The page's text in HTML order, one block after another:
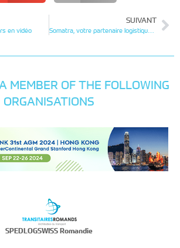
en vidéo
SUIVANT
Somatra, votre partenaire logistique de confiance
MEMBER OF THE FOLLOWING
ORGANISATIONS
SPEDLOGSWISS Romandie